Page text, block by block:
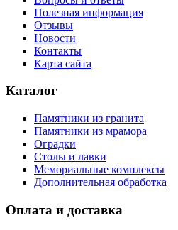
Полезная информация
Отзывы
Новости
Контакты
Карта сайта
Каталог
Памятники из гранита
Памятники из мрамора
Оградки
Столы и лавки
Мемориальные комплексы
Дополнительная обработка
Оплата и доставка